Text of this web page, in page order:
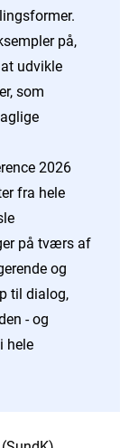
på,
udvikle
som
2026
fra hele
på tværs af
og
til dialog,
- og
hele